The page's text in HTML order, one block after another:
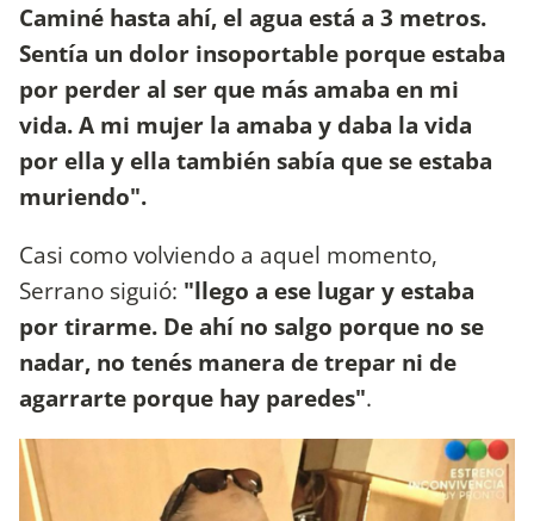
Caminé hasta ahí, el agua está a 3 metros.
Sentía un dolor insoportable porque estaba
por perder al ser que más amaba en mi
vida. A mi mujer la amaba y daba la vida
por ella y ella también sabía que se estaba
muriendo".
Casi como volviendo a aquel momento,
Serrano siguió: "llego a ese lugar y estaba
por tirarme. De ahí no salgo porque no se
nadar, no tenés manera de trepar ni de
agarrarte porque hay paredes".